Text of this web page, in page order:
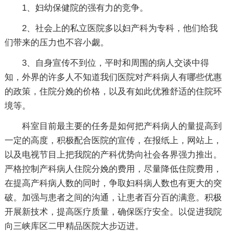
1、妇幼保健院的强有力的竞争。
2、社会上的私立医院多以妇产科为专科，他们给我
们带来的压力也不容小觑。
3、自身宣传不到位，平时和周围的病人交谈中得
知，外界的许多人不知道我们医院对产科病人有哪些优惠
的政策，住院分娩的价格，以及有如此优雅舒适的住院环
境等。
科室目前最主要的任务是如何把产科病人的量提高到
一定的高度，积极配合医院的宣传，在报纸上，网站上，
以及电视节目上把我院的产科优势向社会各界强力推出。
严格控制产科病人住院分娩的费用，尽量降低住院费用，
在提高产科病人数的同时，争取妇科病人数也有更大的突
破。加强与患者之间的沟通，让患者百分百的满意。积极
开展新技术，提高医疗质量，确保医疗安全。以促进我院
向三峡库区二甲精品医院大步迈进。